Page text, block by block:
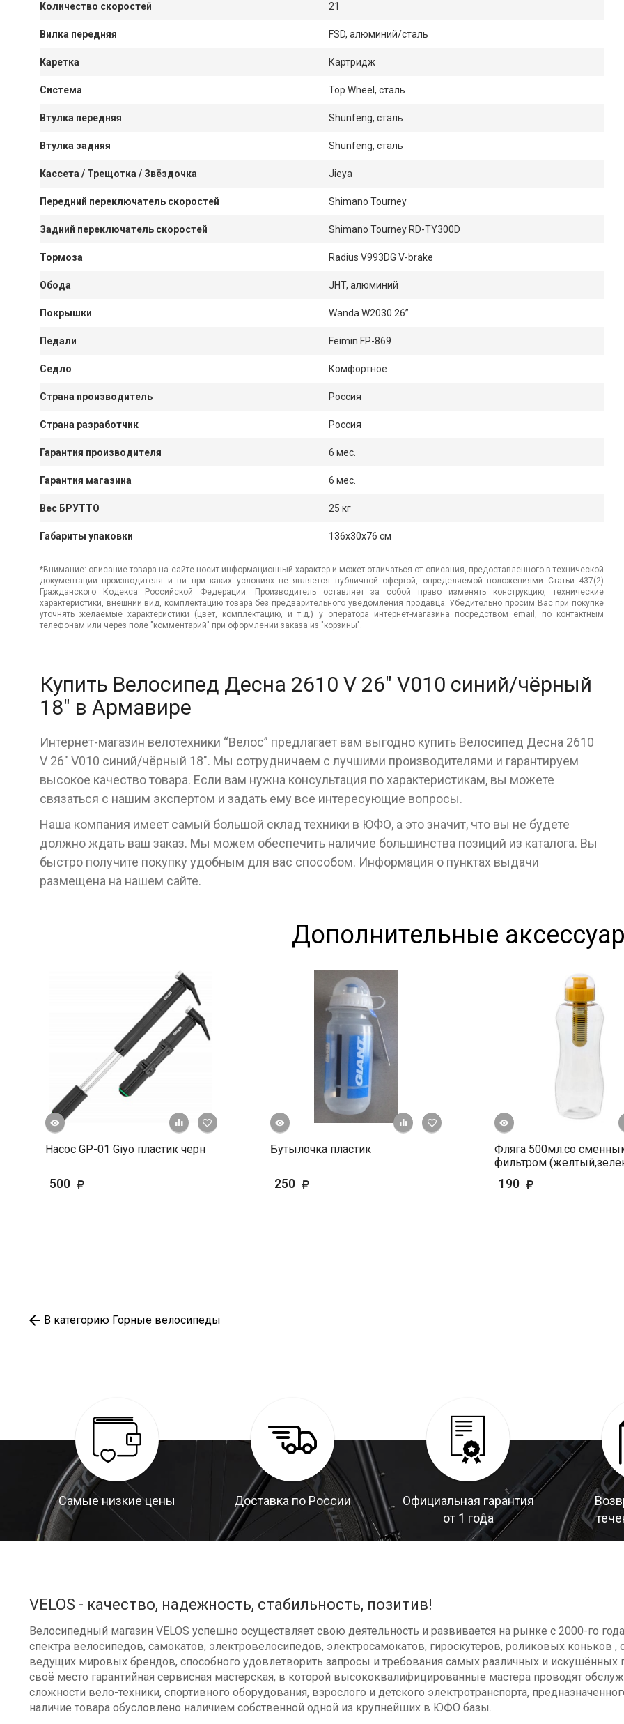
Количество скоростей 21
Вилка передняя FSD, алюминий/сталь
Каретка Картридж
Система Top Wheel, сталь
Втулка передняя Shunfeng, сталь
Втулка задняя Shunfeng, сталь
Кассета / Трещотка / Звёздочка Jieya
Передний переключатель скоростей Shimano Tourney
Задний переключатель скоростей Shimano Tourney RD-TY300D
Тормоза Radius V993DG V-brake
Обода JHT, алюминий
Покрышки Wanda W2030 26”
Педали Feimin FP-869
Седло Комфортное
Страна производитель Россия
Страна разработчик Россия
Гарантия производителя 6 мес.
Гарантия магазина 6 мес.
Вес БРУТТО 25 кг
Габариты упаковки 136x30x76 см
*Внимание: описание товара на сайте носит информационный характер и может отличаться от описания, предоставленного в технической
документации производителя и ни при каких условиях не является публичной офертой, определяемой положениями Статьи 437(2)
Гражданского Кодекса Российской Федерации. Производитель оставляет за собой право изменять конструкцию, технические
характеристики, внешний вид, комплектацию товара без предварительного уведомления продавца. Убедительно просим Вас при покупке
уточнять желаемые характеристики (цвет, комплектацию, и т.д.) у оператора интернет-магазина посредством email, по контактным
телефонам или через поле "комментарий" при оформлении заказа из "корзины".
Купить Велосипед Десна 2610 V 26" V010 синий/чёрный
18" в Армавире
Интернет-магазин велотехники “Велос” предлагает вам выгодно купить Велосипед Десна 2610
V 26" V010 синий/чёрный 18". Мы сотрудничаем с лучшими производителями и гарантируем
высокое качество товара. Если вам нужна консультация по характеристикам, вы можете
связаться с нашим экспертом и задать ему все интересующие вопросы.
Наша компания имеет самый большой склад техники в ЮФО, а это значит, что вы не будете
должно ждать ваш заказ. Мы можем обеспечить наличие большинства позиций из каталога. Вы
быстро получите покупку удобным для вас способом. Информация о пунктах выдачи
размещена на нашем сайте.
Дополнительные
+ К сравнению
В избранное
Насос GP-01 Giyo пластик черн
500
+ К сравнению
В избранное
Быстрый просмотр
Бутылочка пластик
250
Быстрый просмотр
Фляга 500мл.со
фильтром
190
В категорию Горные велосипеды
Самые низкие цены Доставка по России
Официальная гарантия
от 1 года
VELOS - качество, надежность, стабильность, позитив!
Велосипедный магазин VELOS успешно осуществляет свою деятельность и развивается на рынке с 2000-го
спектра велосипедов, самокатов, электровелосипедов, электросамокатов, гироскутеров, роликовых коньков ,
ведущих мировых брендов, способного удовлетворить запросы и требования самых различных и искушённых
своё место гарантийная сервисная мастерская, в которой высококвалифицированные мастера проводят
сложности вело-техники, спортивного оборудования, взрослого и детского электротранспорта,
наличие товара обусловлено наличием собственной одной из крупнейших в ЮФО базы.